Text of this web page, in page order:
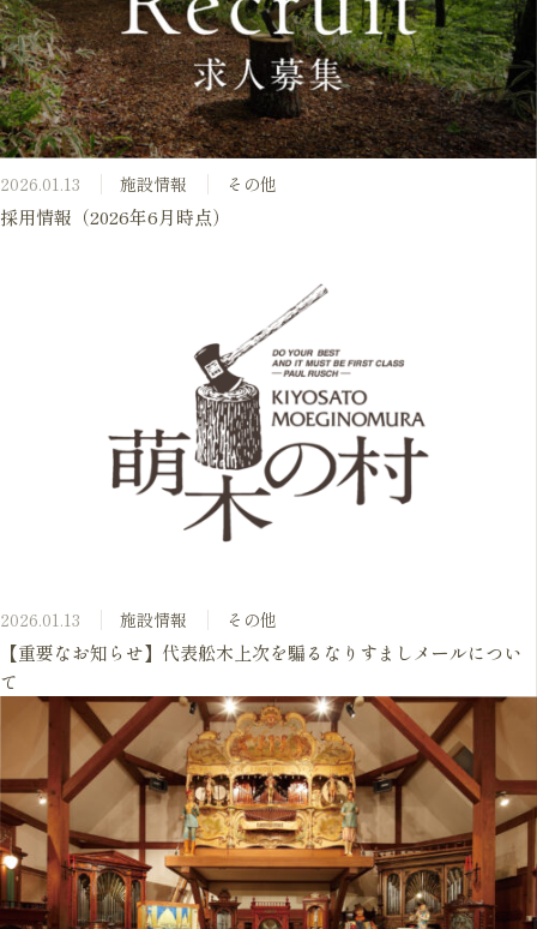
2026.01.13 施設情報 その他
採用情報（2026年6月時点）
2026.01.13 施設情報 その他
【重要なお知らせ】代表舩木上次を騙るなりすましメールについ
て